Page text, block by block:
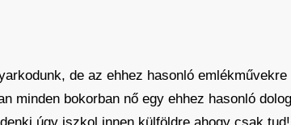
de az ehhez hasonló
minden bokorban nő egy ehhez hasonló